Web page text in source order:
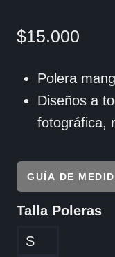
$15.000
Polera
Diseños a
fotográfica,
GUÍA DE
Talla Poleras
S